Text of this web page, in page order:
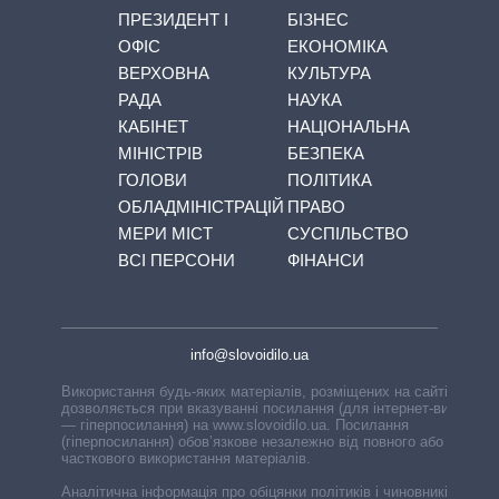
ПРЕЗИДЕНТ І
ОФІС
ВЕРХОВНА
РАДА
КАБІНЕТ
МІНІСТРІВ
ГОЛОВИ
ОБЛАДМІНІСТРАЦІЙ
МЕРИ МІСТ
ВСІ ПЕРСОНИ
БІЗНЕС
ЕКОНОМІКА
КУЛЬТУРА
НАУКА
НАЦІОНАЛЬНА
БЕЗПЕКА
ПОЛІТИКА
ПРАВО
СУСПІЛЬСТВО
ФІНАНСИ
info@slovoidilo.ua
Використання будь-яких матеріалів, розміщених на сайті,
дозволяється при вказуванні посилання (для інтернет-видань
— гіперпосилання) на www.slovoidilo.ua. Посилання
(гіперпосилання) обов’язкове незалежно від повного або
часткового використання матеріалів.
Аналітична інформація про обіцянки політиків і чиновників,